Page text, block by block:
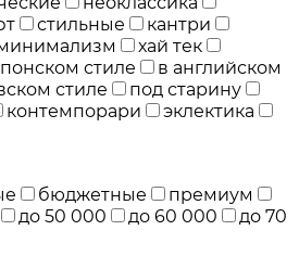
стильные
кантри
хай тек
стиле
в английском
стиле
под старину
контемпорари
эклектика
бюджетные
премиум
до 50 000 до 60 000
до 70